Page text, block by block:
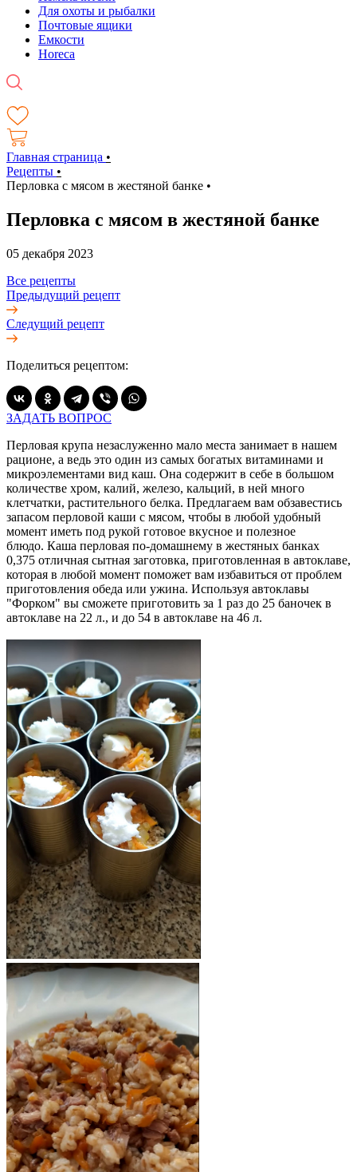
Для охоты и рыбалки
Почтовые ящики
Емкости
Horeca
Главная страница •
Рецепты •
Перловка с мясом в жестяной банке •
Перловка с мясом в жестяной банке
05 декабря 2023
Все рецепты
Предыдущий рецепт
Следущий рецепт
Поделиться рецептом:
ЗАДАТЬ ВОПРОС
Перловая крупа незаслуженно мало места занимает в нашем
рационе, а ведь это один из самых богатых витаминами и
микроэлементами вид каш. Она содержит в себе в большом
количестве хром, калий, железо, кальций, в ней много
клетчатки, растительного белка. Предлагаем вам обзавестись
запасом перловой каши с мясом, чтобы в любой удобный
момент иметь под рукой готовое вкусное и полезное
блюдо. Каша перловая по-домашнему в жестяных банках
0,375 отличная сытная заготовка, приготовленная в автоклаве,
которая в любой момент поможет вам избавиться от проблем
приготовления обеда или ужина. Используя автоклавы
"Форком" вы сможете приготовить за 1 раз до 25 баночек в
автоклаве на 22 л., и до 54 в автоклаве на 46 л.